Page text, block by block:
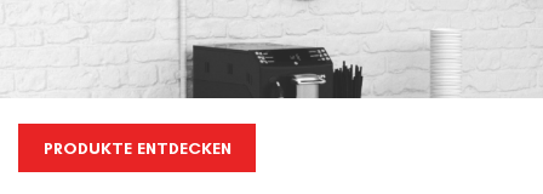
PRODUKTE ENTDECKEN